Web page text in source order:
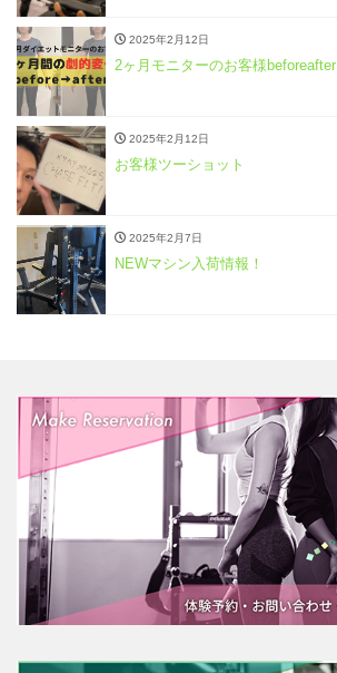
2025年2月12日
2ヶ月モニターのお客様beforeafter
2025年2月12日
お客様ツーショット
2025年2月7日
NEWマシン入荷情報！